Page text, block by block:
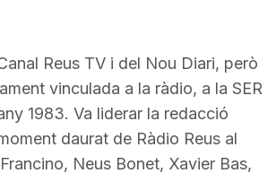
cap
amunt/cap
avall
per
a
Reus TV i del Nou Diari, però
vinculada a la ràdio, a la SER
1983. Va liderar la redacció
daurat de Ràdio Reus al
Neus Bonet, Xavier Bas,